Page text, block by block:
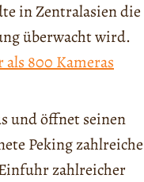
in Zentralasien die
überwacht wird.
als 800 Kameras
und öffnet seinen
Peking zahlreiche
zahlreicher